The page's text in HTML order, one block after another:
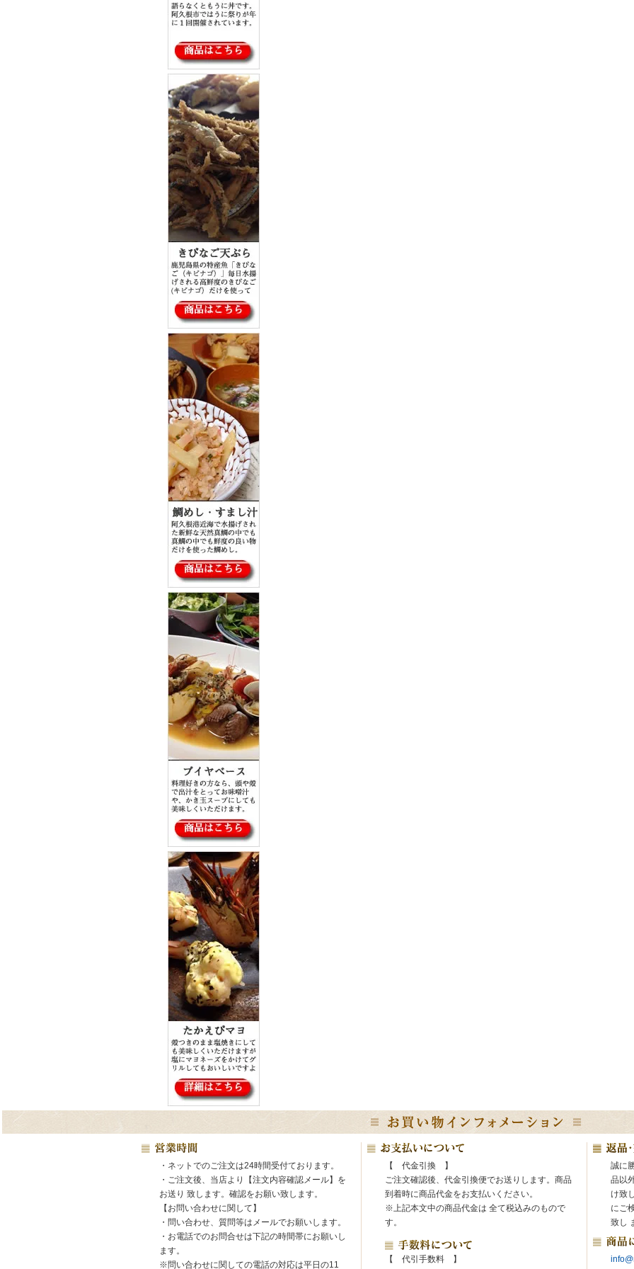
・ネットでのご注文は24時間受付ております。
・ご注文後、当店より【注文内容確認メール】を
お送り 致します。確認をお願い致します。
【お問い合わせに関して】
・問い合わせ、質問等はメールでお願いします。
・お電話でのお問合せは下記の時間帯にお願いし
ます。
※問い合わせに関しての電話の対応は平日の11
【 代金引換 】
ご注文確認後、代金引換便でお送りします。商品
到着時に商品代金をお支払いください。
※上記本文中の商品代金は 全て税込みのもので
す。
【 代引手数料 】
誠に
品以
け致
にご
致し